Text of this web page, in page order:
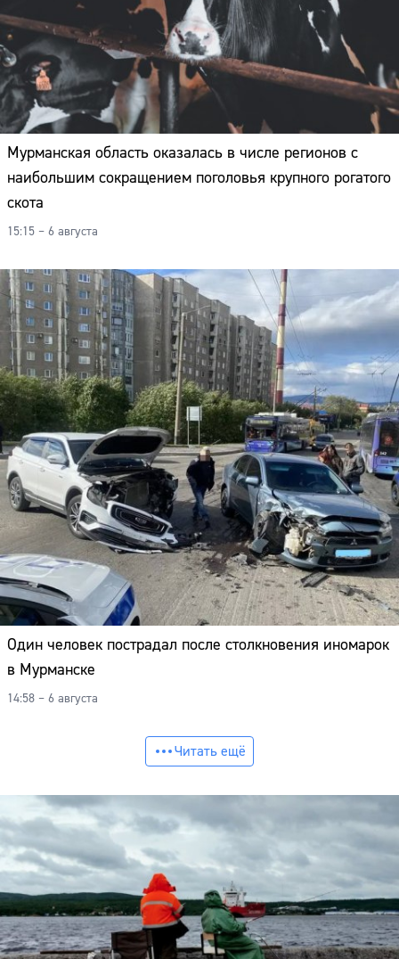
Мурманская область оказалась в числе регионов с
наибольшим сокращением поголовья крупного рогатого
скота
15:15 – 6 августа
Один человек пострадал после столкновения иномарок
в Мурманске
14:58 – 6 августа
Читать ещё